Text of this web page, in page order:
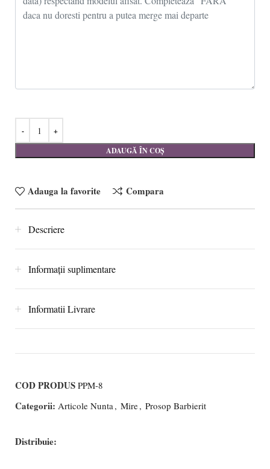
ADAUGĂ ÎN COȘ
Adauga la favorite Compara
Descriere
Informații suplimentare
Informatii Livrare
COD PRODUS PPM-8
Categorii: Articole Nunta, Mire, Prosop Barbierit
Distribuie: